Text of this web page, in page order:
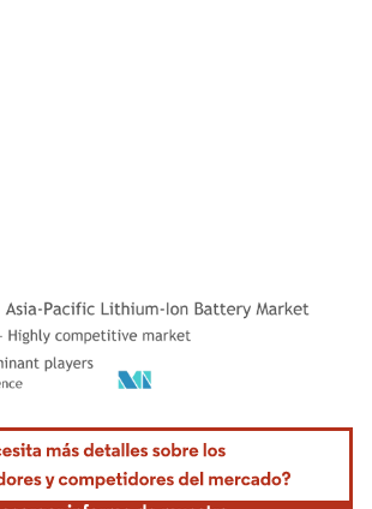
El uso requiere atribución según CC BY 4.0.